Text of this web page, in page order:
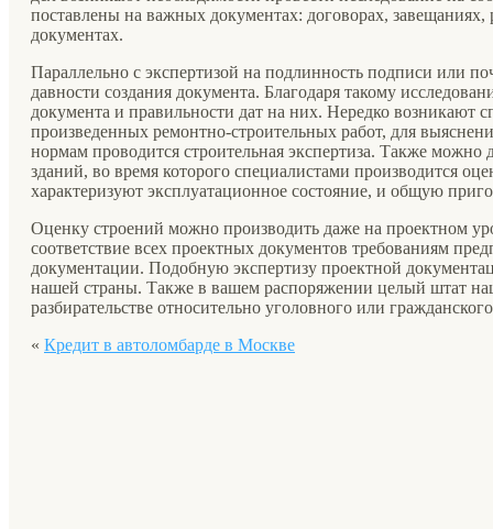
поставлены на важных документах: договорах,
документах.
Параллельно с экспертизой на подлинность подписи или
давности создания документа. Благодаря такому
документа и правильности дат на них. Нередко возникают
произведенных ремонтно-строительных работ, для
нормам проводится строительная экспертиза. Также можно
зданий, во время которого специалистами производится
характеризуют эксплуатационное состояние, и общую
Оценку строений можно производить даже на проектном
соответствие всех проектных документов требованиям
документации. Подобную экспертизу проектной
нашей страны. Также в вашем распоряжении целый штат
разбирательстве относительно уголовного или
« Кредит в автоломбарде в Москве